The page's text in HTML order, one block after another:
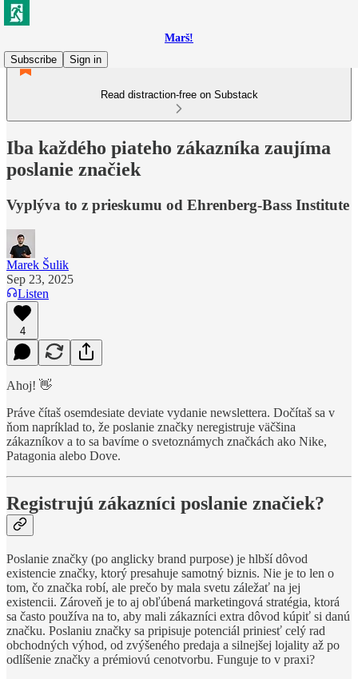
Marš!
Subscribe
Sign in
Read distraction-free on Substack
Iba každého piateho zákazníka zaujíma
poslanie značiek
Vyplýva to z prieskumu od Ehrenberg-Bass Institute
Marek Šulik
Sep 23, 2025
Listen
4
Ahoj! 👋
Práve čítaš osemdesiate deviate vydanie newslettera. Dočítaš sa v
ňom napríklad to, že poslanie značky neregistruje väčšina
zákazníkov a to sa bavíme o svetoznámych značkách ako Nike,
Patagonia alebo Dove.
Registrujú zákazníci poslanie značiek?
Poslanie značky (po anglicky brand purpose) je hlbší dôvod
existencie značky, ktorý presahuje samotný biznis. Nie je to len o
tom, čo značka robí, ale prečo by mala svetu záležať na jej
existencii. Zároveň je to aj obľúbená marketingová stratégia, ktorá
sa často používa na to, aby mali zákazníci extra dôvod kúpiť si danú
značku. Poslaniu značky sa pripisuje potenciál priniesť celý rad
obchodných výhod, od zvýšeného predaja a silnejšej lojality až po
odlíšenie značky a prémiovú cenotvorbu. Funguje to v praxi?